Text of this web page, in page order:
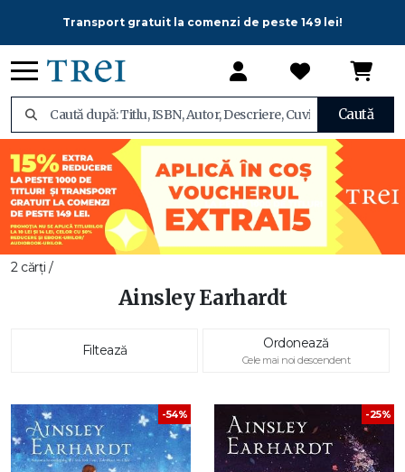
Transport gratuit la comenzi de peste 149 lei!
Caută
2 cărți /
Ainsley Earhardt
Filtează Ordonează
Cele mai noi descendent
-54% -25%